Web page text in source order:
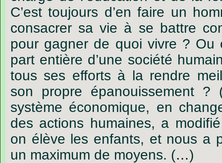
C’est toujours d’en faire un
consacrer sa vie à se battre
pour gagner de quoi vivre ? Ou
part entière d’une société
tous ses efforts à la rendre
son
propre épanouissement ?
système économique, en
des actions humaines, a modifié
on élève les enfants, et nous a
un maximum de moyens. (…)